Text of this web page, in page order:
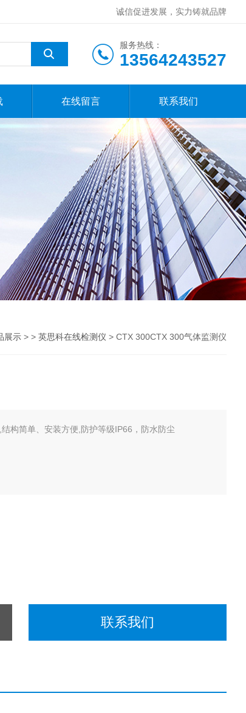
诚信促进发展，实力铸就品牌
服务热线：
13564243527
在线留言 联系我们
展示 > > 英思科在线检测仪 > CTX 300CTX 300气体监测仪
构简单、安装方便,防护等级IP66，防水防尘
联系我们